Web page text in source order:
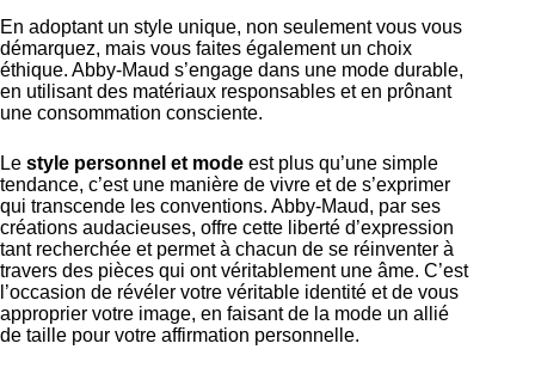
En adoptant un style unique, non seulement vous vous
démarquez, mais vous faites également un choix
éthique. Abby-Maud s’engage dans une mode durable,
en utilisant des matériaux responsables et en prônant
une consommation consciente.
Le style personnel et mode est plus qu’une simple
tendance, c’est une manière de vivre et de s’exprimer
qui transcende les conventions. Abby-Maud, par ses
créations audacieuses, offre cette liberté d’expression
tant recherchée et permet à chacun de se réinventer à
travers des pièces qui ont véritablement une âme. C’est
l’occasion de révéler votre véritable identité et de vous
approprier votre image, en faisant de la mode un allié
de taille pour votre affirmation personnelle.